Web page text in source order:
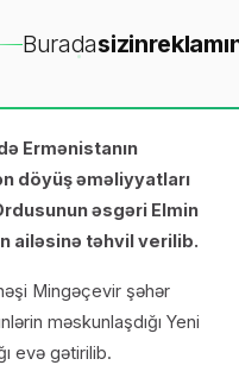
Buradasizin
Ermənistanın
döyüş əməliyyatları
əsgəri Elmin
ailəsinə təhvil verilib.
Mingəçevir şəhər
məskunlaşdığı Yeni
evə gətirilib.